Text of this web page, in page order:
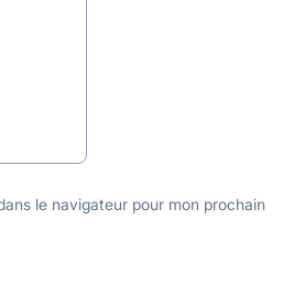
le navigateur pour mon prochain